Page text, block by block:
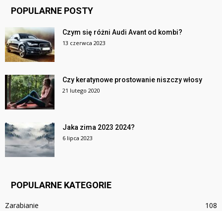
POPULARNE POSTY
Czym się różni Audi Avant od kombi?
13 czerwca 2023
Czy keratynowe prostowanie niszczy włosy
21 lutego 2020
Jaka zima 2023 2024?
6 lipca 2023
POPULARNE KATEGORIE
Zarabianie
108